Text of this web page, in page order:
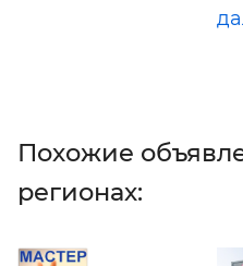
Похожие
регионах: